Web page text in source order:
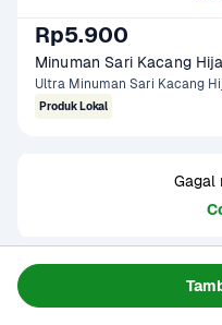
Rp5.900
Minuman Sari Kacang
Ultra Minuman Sari Kacang
Produk Lokal
Gagal
Informasi Produk
Ultra Sari Kacang Hijau